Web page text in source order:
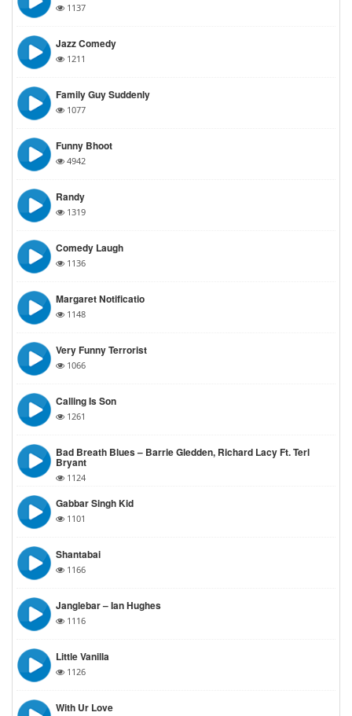
1137
Jazz Comedy
1211
Family Guy Suddenly
1077
Funny Bhoot
4942
Randy
1319
Comedy Laugh
1136
Margaret Notificatio
1148
Very Funny Terrorist
1066
Calling Is Son
1261
Bad Breath Blues – Barrie Gledden, Richard Lacy Ft. Terl
Bryant
1124
Gabbar Singh Kid
1101
Shantabai
1166
Janglebar – Ian Hughes
1116
Little Vanilla
1126
With Ur Love